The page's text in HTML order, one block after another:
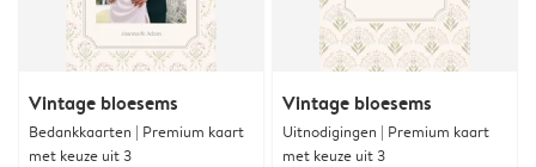
Vintage bloesems
Bedankkaarten | Premium kaart
met keuze uit 3
Vintage bloesems
Uitnodigingen | Premium kaart
met keuze uit 3